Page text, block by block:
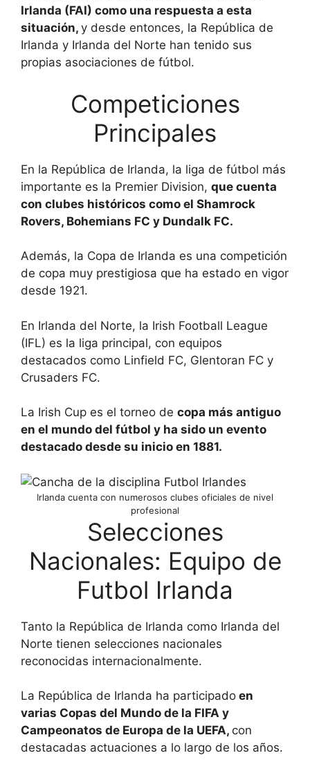
Irlanda (FAI) como una respuesta a esta
situación, y desde entonces, la República de
Irlanda y Irlanda del Norte han tenido sus
propias asociaciones de fútbol.
Competiciones
Principales
En la República de Irlanda, la liga de fútbol más
importante es la Premier Division, que cuenta
con clubes históricos como el Shamrock
Rovers, Bohemians FC y Dundalk FC.
Además, la Copa de Irlanda es una competición
de copa muy prestigiosa que ha estado en vigor
desde 1921.
En Irlanda del Norte, la Irish Football League
(IFL) es la liga principal, con equipos
destacados como Linfield FC, Glentoran FC y
Crusaders FC.
La Irish Cup es el torneo de copa más antiguo
en el mundo del fútbol y ha sido un evento
destacado desde su inicio en 1881.
Irlanda cuenta con numerosos clubes oficiales de nivel
profesional
Selecciones
Nacionales: Equipo de
Futbol Irlanda
Tanto la República de Irlanda como Irlanda del
Norte tienen selecciones nacionales
reconocidas internacionalmente.
La República de Irlanda ha participado en
varias Copas del Mundo de la FIFA y
Campeonatos de Europa de la UEFA, con
destacadas actuaciones a lo largo de los años.